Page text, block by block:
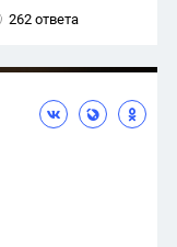
262 ответа